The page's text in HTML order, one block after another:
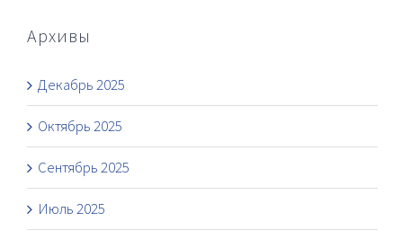
Архивы
Декабрь 2025
Октябрь 2025
Сентябрь 2025
Июль 2025